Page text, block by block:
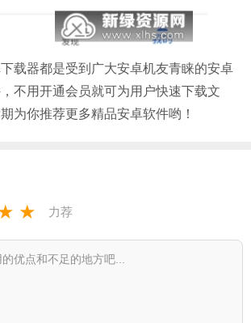
载器都是受到广大安卓机友青睐的安卓
不用开通会员就可为用户快速下载文
为你推荐更多精品安卓软件哟！
★ 力荐